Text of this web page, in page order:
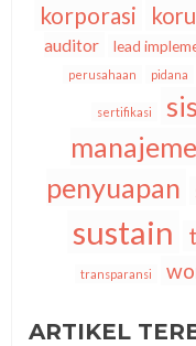
korporasi
auditor
lead
perusahaan pidana
sertifikasi
penyuapan
sustain
transparansi
ARTIKEL